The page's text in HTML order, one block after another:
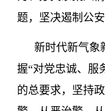
题，坚决遏制公
新时代新气象
握“对党忠诚、服
的总要求，坚持